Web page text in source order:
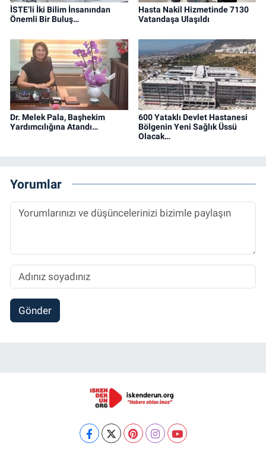
İSTE’li İki Bilim İnsanından
Önemli Bir Buluş…
Hasta Nakil Hizmetinde 7130
Vatandaşa Ulaşıldı
Dr. Melek Pala, Başhekim
Yardımcılığına Atandı…
600 Yataklı Devlet Hastanesi
Bölgenin Yeni Sağlık Üssü
Olacak…
Yorumlar
Gönder